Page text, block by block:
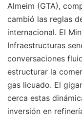
Almeim (GTA),
cambió las reglas
internacional. El
Infraestructuras
conversaciones
estructurar la
gas licuado. El
cerca estas
inversión en